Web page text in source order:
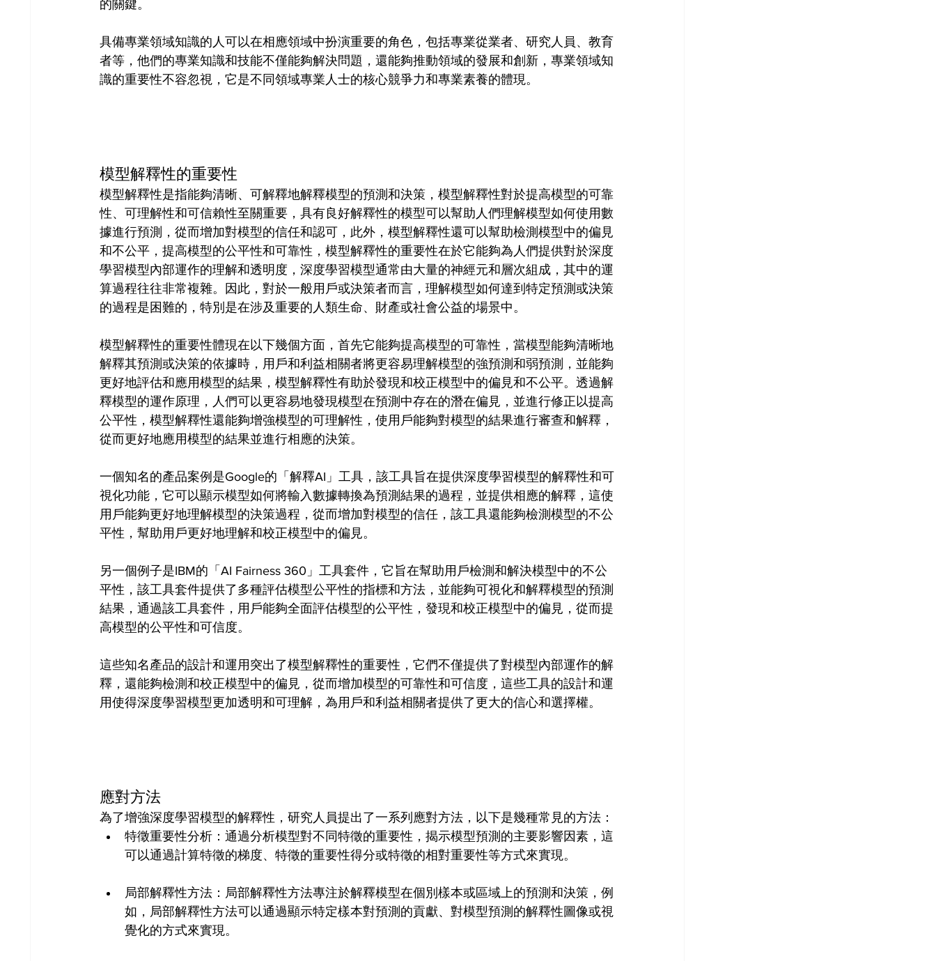
的關鍵。
具備專業領域知識的人可以在相應領域中扮演重要的角色，包括專業從業者、研究人員、教育
者等，他們的專業知識和技能不僅能夠解決問題，還能夠推動領域的發展和創新，專業領域知
識的重要性不容忽視，它是不同領域專業人士的核心競爭力和專業素養的體現。
模型解釋性的重要性
模型解釋性是指能夠清晰、可解釋地解釋模型的預測和決策，模型解釋性對於提高模型的可靠
性、可理解性和可信賴性至關重要，具有良好解釋性的模型可以幫助人們理解模型如何使用數
據進行預測，從而增加對模型的信任和認可，此外，模型解釋性還可以幫助檢測模型中的偏見
和不公平，提高模型的公平性和可靠性，模型解釋性的重要性在於它能夠為人們提供對於深度
學習模型內部運作的理解和透明度，深度學習模型通常由大量的神經元和層次組成，其中的運
算過程往往非常複雜。因此，對於一般用戶或決策者而言，理解模型如何達到特定預測或決策
的過程是困難的，特別是在涉及重要的人類生命、財產或社會公益的場景中。
模型解釋性的重要性體現在以下幾個方面，首先它能夠提高模型的可靠性，當模型能夠清晰地
解釋其預測或決策的依據時，用戶和利益相關者將更容易理解模型的強預測和弱預測，並能夠
更好地評估和應用模型的結果，模型解釋性有助於發現和校正模型中的偏見和不公平。透過解
釋模型的運作原理，人們可以更容易地發現模型在預測中存在的潛在偏見，並進行修正以提高
公平性，模型解釋性還能夠增強模型的可理解性，使用戶能夠對模型的結果進行審查和解釋，
從而更好地應用模型的結果並進行相應的決策。
一個知名的產品案例是Google的「解釋AI」工具，該工具旨在提供深度學習模型的解釋性和可
視化功能，它可以顯示模型如何將輸入數據轉換為預測結果的過程，並提供相應的解釋，這使
用戶能夠更好地理解模型的決策過程，從而增加對模型的信任，該工具還能夠檢測模型的不公
平性，幫助用戶更好地理解和校正模型中的偏見。
另一個例子是IBM的「AI Fairness 360」工具套件，它旨在幫助用戶檢測和解決模型中的不公
平性，該工具套件提供了多種評估模型公平性的指標和方法，並能夠可視化和解釋模型的預測
結果，通過該工具套件，用戶能夠全面評估模型的公平性，發現和校正模型中的偏見，從而提
高模型的公平性和可信度。
這些知名產品的設計和運用突出了模型解釋性的重要性，它們不僅提供了對模型內部運作的解
釋，還能夠檢測和校正模型中的偏見，從而增加模型的可靠性和可信度，這些工具的設計和運
用使得深度學習模型更加透明和可理解，為用戶和利益相關者提供了更大的信心和選擇權。
應對方法
為了增強深度學習模型的解釋性，研究人員提出了一系列應對方法，以下是幾種常見的方法：
特徵重要性分析：通過分析模型對不同特徵的重要性，揭示模型預測的主要影響因素，這
可以通過計算特徵的梯度、特徵的重要性得分或特徵的相對重要性等方式來實現。
局部解釋性方法：局部解釋性方法專注於解釋模型在個別樣本或區域上的預測和決策，例
如，局部解釋性方法可以通過顯示特定樣本對預測的貢獻、對模型預測的解釋性圖像或視
覺化的方式來實現。